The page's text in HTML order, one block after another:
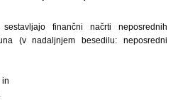
finančni načrti neposrednih
(v nadaljnjem besedilu: neposredni
in